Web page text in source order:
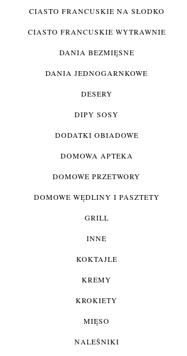
CIASTO FRANCUSKIE NA SŁODKO
CIASTO FRANCUSKIE WYTRAWNIE
DANIA BEZMIĘSNE
DANIA JEDNOGARNKOWE
DESERY
DIPY SOSY
DODATKI OBIADOWE
DOMOWA APTEKA
DOMOWE PRZETWORY
DOMOWE WĘDLINY I PASZTETY
GRILL
INNE
KOKTAJLE
KREMY
KROKIETY
MIĘSO
NALEŚNIKI